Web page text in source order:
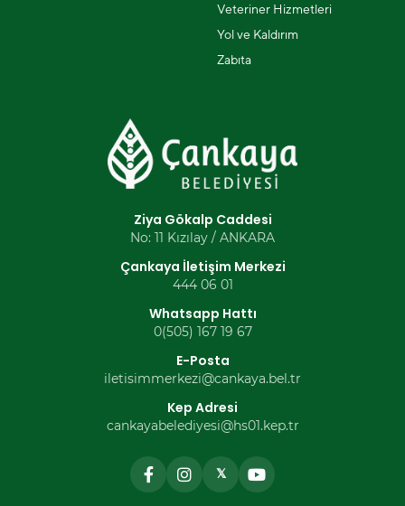
Veteriner Hizmetleri
Yol ve Kaldırım
Zabıta
Ziya Gökalp Caddesi
No: 11 Kızılay / ANKARA
Çankaya İletişim Merkezi
444 06 01
Whatsapp Hattı
0(505) 167 19 67
E-Posta
iletisimmerkezi@cankaya.bel.tr
Kep Adresi
cankayabelediyesi@hs01.kep.tr
𝕏